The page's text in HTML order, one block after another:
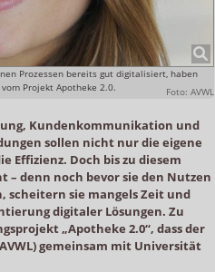
Prozessen bereits gut digitalisiert, haben
Projekt Apotheke 2.0.
Foto: AVWL
Kundenkommunikation und
sollen nicht nur die eigene
Effizienz. Doch bis zu diesem
denn noch bevor sie den Nutzen
scheitern sie mangels Zeit und
digitaler Lösungen. Zu
„Apotheke 2.0“, dass der
gemeinsam mit Universität